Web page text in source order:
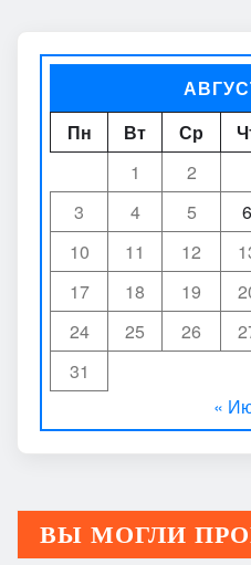
Пн
Вт Ср
1
2
3
4 5 6
10
11 12
17
18 19
24
25 26
31
«
ВЫ МОГЛИ